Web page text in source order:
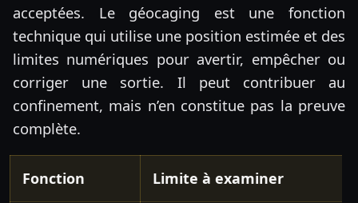
acceptées. Le géocaging est une fonction
technique qui utilise une position estimée et des
limites numériques pour avertir, empêcher ou
corriger une sortie. Il peut contribuer au
confinement, mais n’en constitue pas la preuve
complète.
Fonction Limite à examiner